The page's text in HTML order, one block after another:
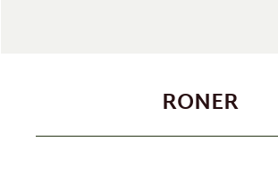
RONER